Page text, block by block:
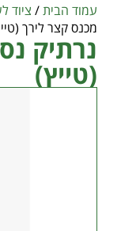
עמוד הבית/ ציוד
מכנס קצר לירך
נרתיק
(טייץ)